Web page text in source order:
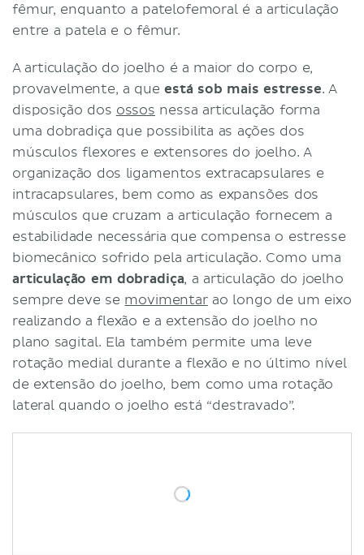
fêmur, enquanto a patelofemoral é a articulação
entre a patela e o fêmur.
A articulação do joelho é a maior do corpo e,
provavelmente, a queestá sob mais estresse. A
disposição dos ossos nessa articulação forma
uma dobradiça que possibilita as ações dos
músculos flexores e extensores do joelho. A
organização dos ligamentos extracapsulares e
intracapsulares, bem como as expansões dos
músculos que cruzam a articulação fornecem a
estabilidade necessária que compensa o estresse
biomecânico sofrido pela articulação. Como uma
articulação em dobradiça, a articulação do joelho
sempre deve se movimentarao longo de um eixo
realizando a flexão e a extensão do joelho no
plano sagital. Ela também permite uma leve
rotação medial durante a flexão e no último nível
de extensão do joelho, bem como uma rotação
lateral quando o joelho está “destravado”.